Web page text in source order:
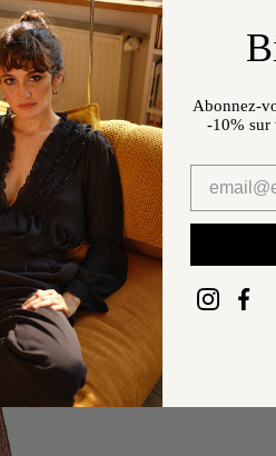
Abonnez-
-10% sur